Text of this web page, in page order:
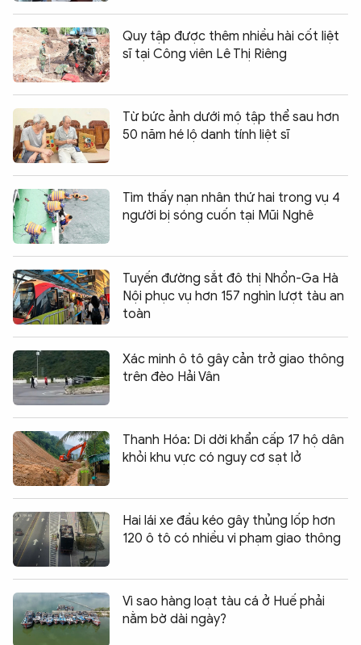
Quy tập được thêm nhiều hài cốt liệt
sĩ tại Công viên Lê Thị Riêng
Từ bức ảnh dưới mộ tập thể sau hơn
50 năm hé lộ danh tính liệt sĩ
Tìm thấy nạn nhân thứ hai trong vụ 4
người bị sóng cuốn tại Mũi Nghê
Tuyến đường sắt đô thị Nhổn-Ga Hà
Nội phục vụ hơn 157 nghìn lượt tàu an
toàn
Xác minh ô tô gây cản trở giao thông
trên đèo Hải Vân
Thanh Hóa: Di dời khẩn cấp 17 hộ dân
khỏi khu vực có nguy cơ sạt lở
Hai lái xe đầu kéo gây thủng lốp hơn
120 ô tô có nhiều vi phạm giao thông
Vì sao hàng loạt tàu cá ở Huế phải
nằm bờ dài ngày?